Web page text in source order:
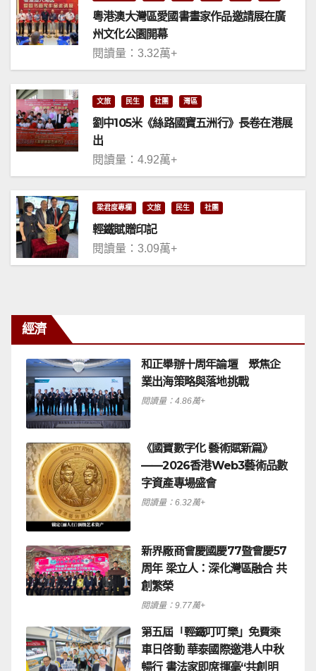
粵港澳大灣區愛國書畫家作品邀請展在廣
州文化公園開幕
閱讀量：3.32萬+
文旅 民生 社團 灣區
劉中105米《絲路國寶五洲行》長卷在港展
出
閱讀量：4.92萬+
梁君度專欄 文旅 民生 社團
輕鐵賦贈印記
閱讀量：3.09萬+
經濟
和正舉辦十周年論壇 聚焦企
業出海策略與落地挑戰
閱讀量：4.86萬+
《國寶數字化 藝術賦新篇》
——2026香港Web3藝術品數
字資產專場盛會
閱讀量：6.32萬+
新界廠商會慶國慶77暨會慶57
周年 梁立人：深化灣區融合 共
創繁榮
閱讀量：9.77萬+
第五屆「輕鐵叮叮樂」免費乘
車日啓動 華泰國際邀港人中秋
暢行 書法家即席揮毫“共創明